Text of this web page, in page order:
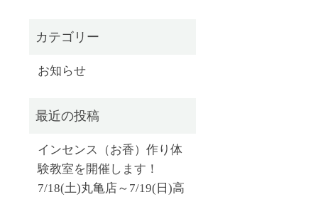
お知らせ
インセンス（お香）作り体
験教室を開催します！
7/18(土)丸亀店～7/19(日)高